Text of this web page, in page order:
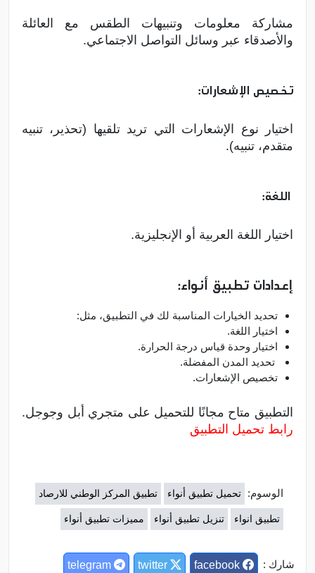
مشاركة معلومات وتنبيهات الطقس مع العائلة
والأصدقاء عبر وسائل التواصل الاجتماعي.
تخصيص الإشعارات:
اختيار نوع الإشعارات التي تريد تلقيها (تحذير، تنبيه
متقدم، تنبيه).
اللغة:
اختيار اللغة العربية أو الإنجليزية.
إعدادات تطبيق أنواء:
تحديد الخيارات المناسبة لك في التطبيق، مثل:
اختيار اللغة.
اختيار وحدة قياس درجة الحرارة.
تحديد المدن المفضلة.
تخصيص الإشعارات.
التطبيق متاح مجانًا للتحميل على متجري أبل وجوجل.
رابط تحميل التطبيق
الوسوم: تحميل تطبيق أنواء تطبيق المركز الوطني للارصاد
تطبيق انواء تنزيل تطبيق أنواء مميزات تطبيق أنواء
شارك :